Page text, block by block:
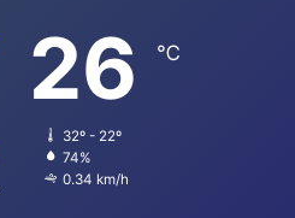
26 ℃
32º - 22º
74%
0.34 km/h